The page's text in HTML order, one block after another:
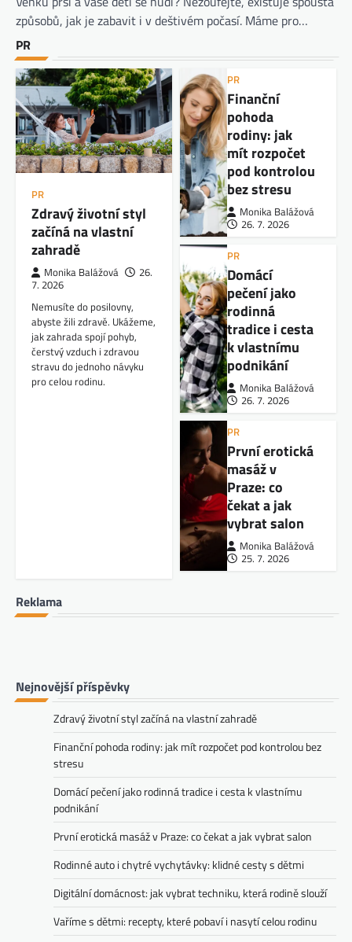
způsobů, jak je zabavit i v deštivém počasí. Máme pro…
PR
PR
Zdravý životní styl
začíná na vlastní
zahradě
Monika Balážová
26.
7. 2026
Nemusíte do posilovny,
abyste žili zdravě. Ukážeme,
jak zahrada spojí pohyb,
čerstvý vzduch i zdravou
stravu do jednoho návyku
pro celou rodinu.
PR
Finanční
pohoda
rodiny: jak
mít rozpočet
pod kontrolou
bez stresu
Monika Balážová
26. 7. 2026
PR
Domácí
pečení jako
rodinná
tradice i cesta
k vlastnímu
podnikání
Monika Balážová
26. 7. 2026
PR
První erotická
masáž v
Praze: co
čekat a jak
vybrat salon
Monika Balážová
25. 7. 2026
Reklama
Nejnovější příspěvky
Zdravý životní styl začíná na vlastní zahradě
Finanční pohoda rodiny: jak mít rozpočet pod kontrolou bez
stresu
Domácí pečení jako rodinná tradice i cesta k vlastnímu
podnikání
První erotická masáž v Praze: co čekat a jak vybrat salon
Rodinné auto i chytré vychytávky: klidné cesty s dětmi
Digitální domácnost: jak vybrat techniku, která rodině slouží
Vaříme s dětmi: recepty, které pobaví i nasytí celou rodinu